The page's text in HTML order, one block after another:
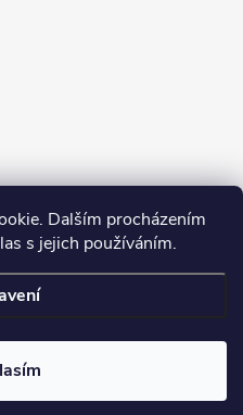
Dalším procházením
s jejich používáním.
nastavení cookies